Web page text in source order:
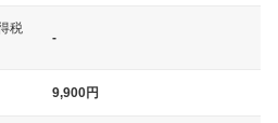
ノア、セレナ、プリウス、カロー
ラ、ステップワゴン など
税
-
9,900円